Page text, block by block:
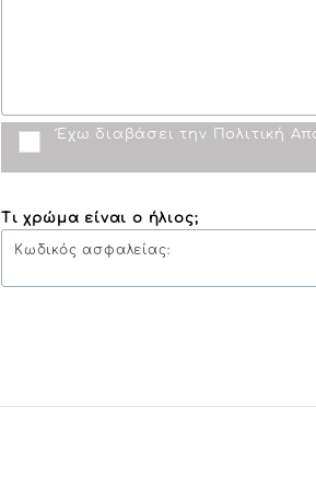
Έχω διαβάσει την Πολιτική
Κωδικός ασφαλείας:
Τι χρώμα είναι ο ήλιος;